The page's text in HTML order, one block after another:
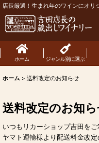
店長厳選！生まれ年のワインにオリ
ホーム ジャンル別に選ぶ
ホーム > 送料改定のお知らせ
送料改定のお知
いつもリカーショップ吉田を
ヤマト運輸様より配送料金改